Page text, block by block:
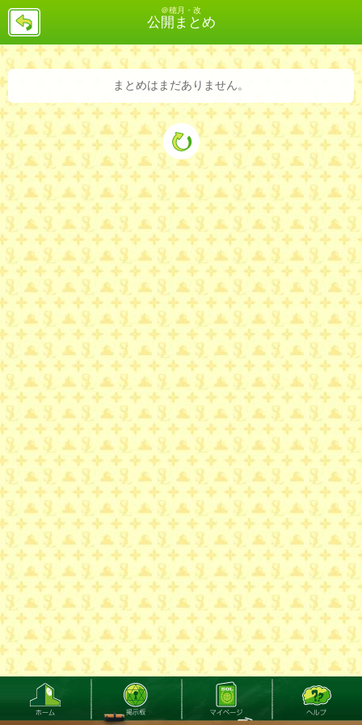
＠穂月・改
公開まとめ
戻
まとめはまだありません。